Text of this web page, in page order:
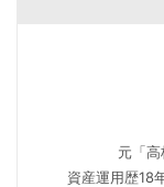
元「高
資産運用歴18